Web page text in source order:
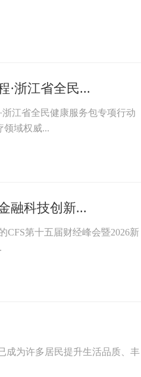
·浙江省全民...
江省全民健康服务包专项行动
领域权威...
融科技创新...
CFS第十五届财经峰会暨2026新
成为许多居民提升生活品质、丰